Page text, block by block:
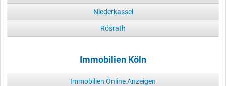
Niederkassel
Rösrath
Immobilien Köln
Immobilien Online Anzeigen